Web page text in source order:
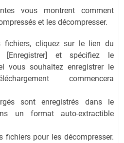
vous montrent comment
et les décompresser.
fichiers, cliquez sur le lien du
[Enregistrer] et spécifiez le
vous souhaitez enregistrer le
commencera
sont enregistrés dans le
un format auto-extractible
fichiers pour les décompresser.